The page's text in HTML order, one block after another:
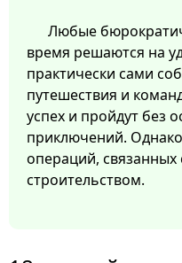
Любые
время решаются на
практически сами
путешествия и
успех и пройдут без
приключений. Однако
операций, связанных
строительством.